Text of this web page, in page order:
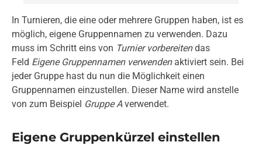
In Turnieren, die eine oder mehrere Gruppen haben, ist es
möglich, eigene Gruppennamen zu verwenden. Dazu
muss im Schritt eins von Turnier vorbereitendas
Feld Eigene Gruppennamen verwendenaktiviert sein. Bei
jeder Gruppe hast du nun die Möglichkeit einen
Gruppennamen einzustellen. Dieser Name wird anstelle
von zum Beispiel Gruppe A verwendet.
Eigene Gruppenkürzel einstellen